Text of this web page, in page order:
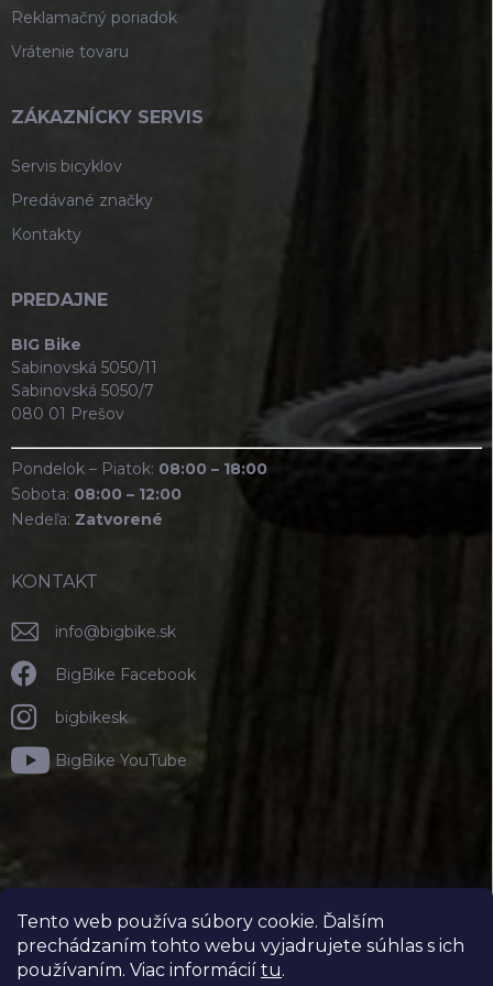
Tento web používa súbory cookie. Ďalším
prechádzaním tohto webu vyjadrujete súhlas s ich
používaním. Viac informácií tu.
Reklamačný poriadok
Vrátenie tovaru
ZÁKAZNÍCKY SERVIS
Servis bicyklov
Predávané značky
Kontakty
PREDAJNE
BIG Bike
Sabinovská 5050/11
Sabinovská 5050/7
080 01 Prešov
Pondelok – Piatok: 08:00 – 18:00
Sobota: 08:00 – 12:00
Nedeľa: Zatvorené
KONTAKT
info@bigbike.sk
BigBike Facebook
bigbikesk
BigBike YouTube